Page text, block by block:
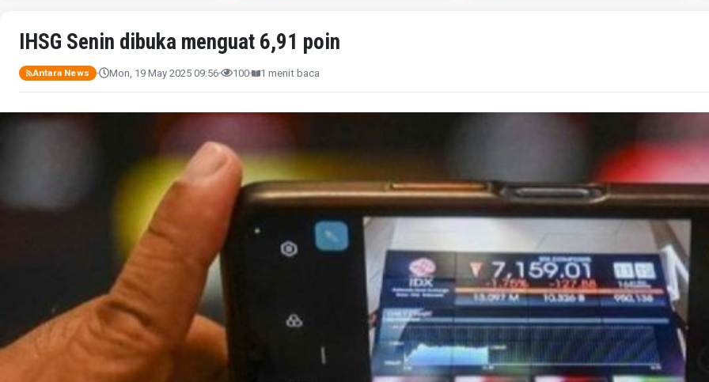
IHSG Senin dibuka menguat 6,91 poin
Antara News Mon, 19 May 2025 09:56 100 1 menit baca